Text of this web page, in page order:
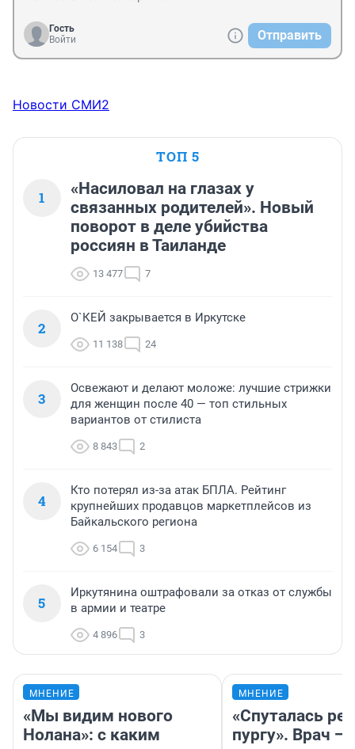
Гость
Войти
Отправить
Новости СМИ2
ТОП 5
1
«Насиловал на глазах у
связанных родителей». Новый
поворот в деле убийства
россиян в Таиланде
13 477 7
2
О`КЕЙ закрывается в Иркутске
11 138 24
3
Освежают и делают моложе: лучшие стрижки
для женщин после 40 — топ стильных
вариантов от стилиста
8 843 2
4
Кто потерял из-за атак БПЛА. Рейтинг
крупнейших продавцов маркетплейсов из
Байкальского региона
6 154 3
5
Иркутянина оштрафовали за отказ от службы
в армии и театре
4 896 3
МНЕНИЕ
«Мы видим нового
Нолана»: с каким
МНЕНИЕ
«Спуталась
пургу». Врач —